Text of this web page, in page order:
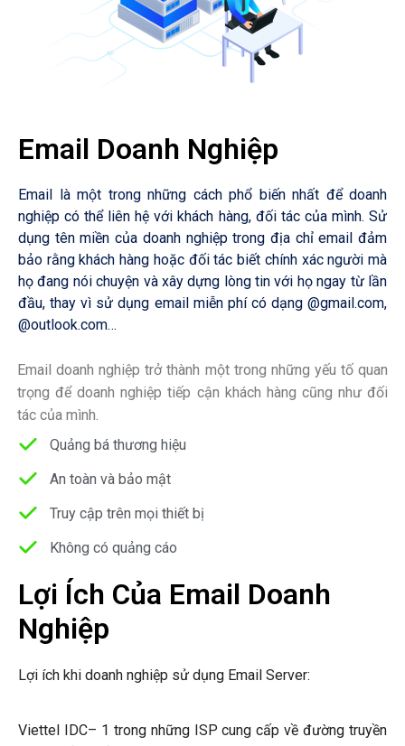
Email Doanh Nghiệp
Email là một trong những cách phổ biến nhất để doanh
nghiệp có thể liên hệ với khách hàng, đối tác của mình. Sử
dụng tên miền của doanh nghiệp trong địa chỉ email đảm
bảo rằng khách hàng hoặc đối tác biết chính xác người mà
họ đang nói chuyện và xây dựng lòng tin với họ ngay từ lần
đầu, thay vì sử dụng email miễn phí có dạng @gmail.com,
@outlook.com…
Email doanh nghiệp trở thành một trong những yếu tố quan
trọng để doanh nghiệp tiếp cận khách hàng cũng như đối
tác của mình.
Quảng bá thương hiệu
An toàn và bảo mật
Truy cập trên mọi thiết bị
Không có quảng cáo
Lợi Ích Của Email Doanh
Nghiệp
Lợi ích khi doanh nghiệp sử dụng Email Server:
Viettel IDC– 1 trong những ISP cung cấp về đường truyền